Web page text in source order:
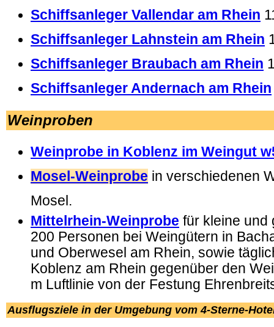
Schiffsanleger Vallendar am Rhein
Schiffsanleger Lahnstein am Rhein
Schiffsanleger Braubach am Rhein
Schiffsanleger Andernach am Rhein
Weinproben
Weinprobe in Koblenz im Weingut
Mosel-Weinprobe in verschiedenen
Mosel.
Mittelrhein-Weinprobe für kleine und
200 Personen bei Weingütern in
und Oberwesel am Rhein, sowie
Koblenz am Rhein gegenüber den
m Luftlinie von der Festung
Ausflugsziele in der Umgebung vom4-Sterne-